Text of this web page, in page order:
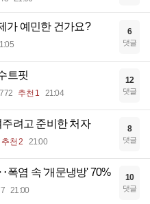
가 예민한 건가요? 6
댓글
트핏
추천 1 21:04
12
댓글
려고 준비한 처자
추천 2 21:00
8
댓글
폭염 속 '개문냉방' 70%
21:00
10
댓글